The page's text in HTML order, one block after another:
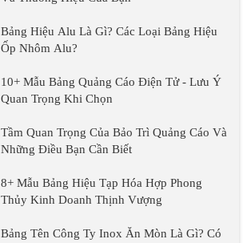
Bảng Hiệu Alu Là Gì? Các Loại Bảng Hiệu
Ốp Nhôm Alu?
10+ Mẫu Bảng Quảng Cáo Điện Tử - Lưu Ý
Quan Trọng Khi Chọn
Tầm Quan Trọng Của Bảo Trì Quảng Cáo Và
Những Điều Bạn Cần Biết
8+ Mẫu Bảng Hiệu Tạp Hóa Hợp Phong
Thủy Kinh Doanh Thịnh Vượng
Bảng Tên Công Ty Inox Ăn Mòn Là Gì? Có